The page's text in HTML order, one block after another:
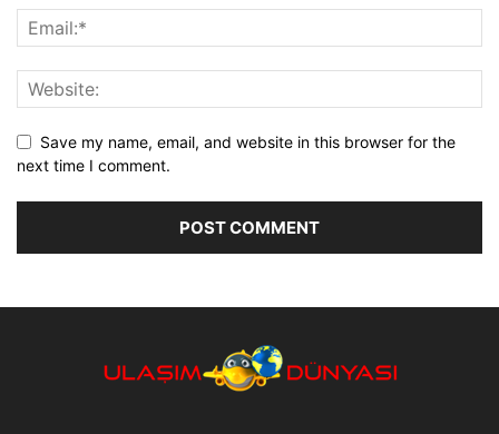
Save my name, email, and website in this browser for the
next time I comment.